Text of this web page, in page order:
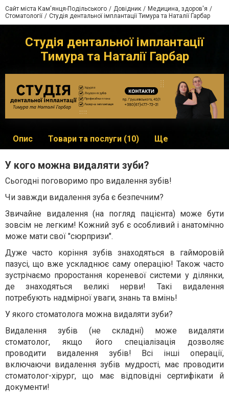
Сайт міста Кам'янця-Подільського Довідник
Медицина, здоров'я
Стоматології
Студія дентальної імплантації Тимура та Наталії Гарбар
Студія дентальної імплантації
Тимура та Наталії Гарбар
Опис Товари та послуги (10) Ще
У кого можна видаляти зуби?
Сьогодні поговоримо про видалення зубів!
Чи завжди видалення зуба є безпечним?
Звичайне видалення (на погляд пацієнта) може бути
зовсім не легким! Кожний зуб є особливий і анатомічно
може мати свої "сюрпризи".
Дуже часто коріння зубів знаходяться в гайморовій
пазусі, що вже ускладнює саму операцію! Також часто
зустрічаємо проростання кореневої системи у ділянки,
де знаходяться великі нерви! Такі видалення
потребують надмірної уваги, знань та вмінь!
У якого стоматолога можна видаляти зуби?
Видалення зубів (не складні) може видаляти
стоматолог, якщо його спеціалізація дозволяє
проводити видалення зубів! Всі інші операції,
включаючи видалення зубів мудрості, має проводити
стоматолог-хірург, що має відповідні сертифікати й
документи!